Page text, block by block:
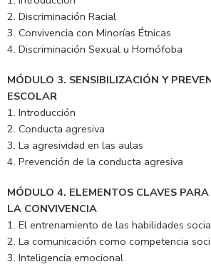
2. Discriminación Racial
3. Convivencia con Minorías Étnicas
4. Discriminación Sexual u Homófoba
MÓDULO 3. SENSIBILIZACIÓN Y
ESCOLAR
1. Introducción
2. Conducta agresiva
3. La agresividad en las aulas
4. Prevención de la conducta agresiva
MÓDULO 4. ELEMENTOS CLAVES
LA CONVIVENCIA
1. El entrenamiento de las habilidades
2. La comunicación como competencia
3. Inteligencia emocional